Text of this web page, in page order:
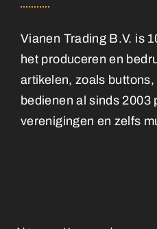
Vianen Trading B.V. is
het produceren en
artikelen, zoals
bedienen al sinds 2003
verenigingen en zelfs